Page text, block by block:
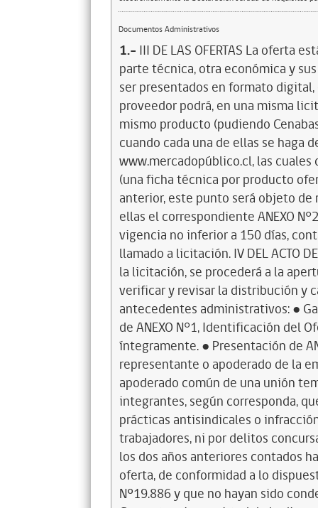
Documentos Administrativos
1.- III DE LAS OFERTAS La oferta
parte técnica, otra económica y
ser presentados en formato
proveedor podrá, en una misma
mismo producto (pudiendo
cuando cada una de ellas se haga
www.mercadopúblico.cl, las
(una ficha técnica por producto
anterior, este punto será objeto de
ellas el correspondiente ANEXO
vigencia no inferior a 150 días,
llamado a licitación. IV DEL ACTO
la licitación, se procederá a la
verificar y revisar la distribución y
antecedentes administrativos: ●
de ANEXO N°1, Identificación del
íntegramente. ● Presentación de
representante o apoderado de la
apoderado común de una unión
integrantes, según corresponda,
prácticas antisindicales o
trabajadores, ni por delitos
los dos años anteriores contados
oferta, de conformidad a lo
Nº19.886 y que no hayan sido